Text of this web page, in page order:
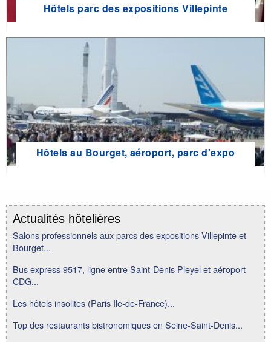
Hôtels parc des expositions Villepinte
Hôtels au Bourget, aéroport, parc d'expo
Actualités hôtelières
Salons professionnels aux parcs des expositions Villepinte et
Bourget...
Bus express 9517, ligne entre Saint-Denis Pleyel et aéroport
CDG...
Les hôtels insolites (Paris Ile-de-France)...
Top des restaurants bistronomiques en Seine-Saint-Denis...